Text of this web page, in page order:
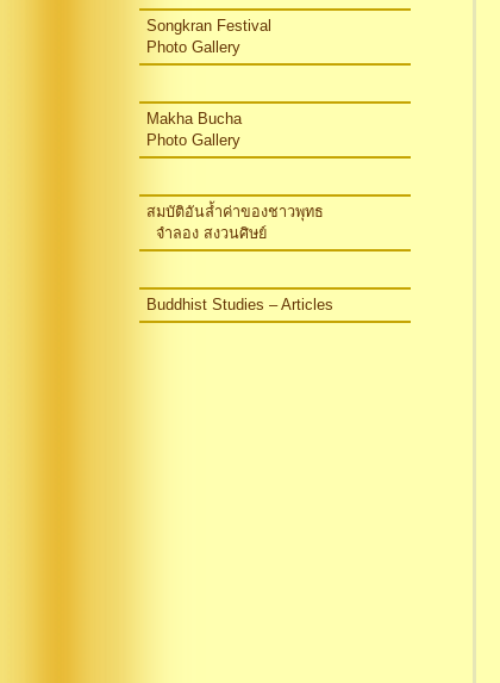
Songkran Festival
Photo Gallery
Makha Bucha
Photo Gallery
สมบัติอันล้ำค่าของชาวพุทธ
จำลอง สงวนศิษย์
Buddhist Studies – Articles